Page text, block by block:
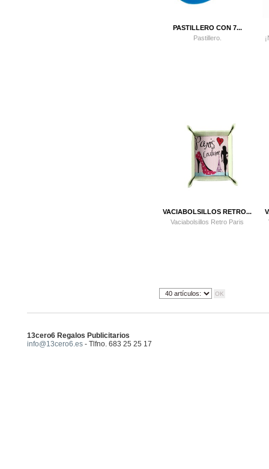
PASTILLERO CON 7...
Pastillero.
VACIABOLSILLOS RETRO...
Vaciabolsillos Retro Paris
13cero6 Regalos Publicitarios
info@13cero6.es - Tlfno. 683 25 25 17